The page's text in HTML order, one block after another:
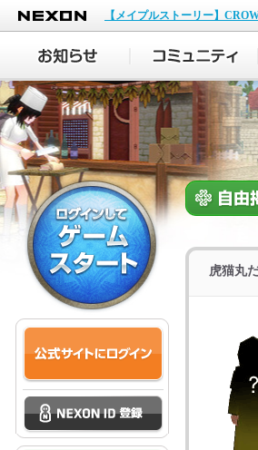
NEXON
【メイプルストーリー】
虎猫丸